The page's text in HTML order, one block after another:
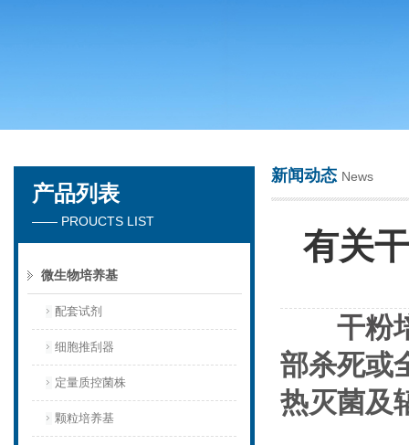
苏州春曼医药科技有限公司
产品列表
—— PROUCTS LIST
微生物培养基
配套试剂
细胞推刮器
定量质控菌株
颗粒培养基
新闻动态 News
有关
干粉
部杀死或
热灭菌及